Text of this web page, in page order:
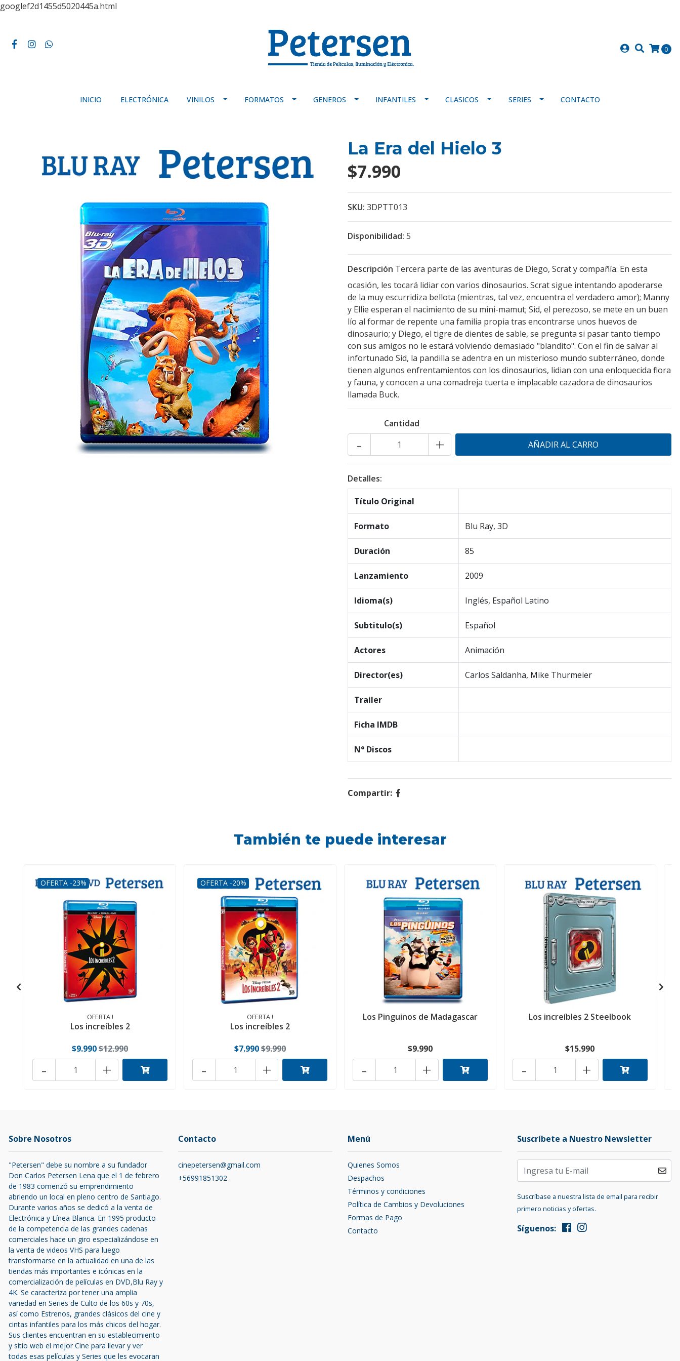
googlef2d1455d5020445a.html
0
INICIO ELECTRÓNICA VINILOS FORMATOS GENEROS INFANTILES CLASICOS SERIES CONTACTO
La Era del Hielo 3
$7.990
SKU: 3DPTT013
Disponibilidad: 5
Descripción Tercera parte de las aventuras de Diego, Scrat y compañía. En esta
ocasión, les tocará lidiar con varios dinosaurios. Scrat sigue intentando apoderarse
de la muy escurridiza bellota (mientras, tal vez, encuentra el verdadero amor); Manny
y Ellie esperan el nacimiento de su mini-mamut; Sid, el perezoso, se mete en un buen
lío al formar de repente una familia propia tras encontrarse unos huevos de
dinosaurio; y Diego, el tigre de dientes de sable, se pregunta si pasar tanto tiempo
con sus amigos no le estará volviendo demasiado "blandito". Con el fin de salvar al
infortunado Sid, la pandilla se adentra en un misterioso mundo subterráneo, donde
tienen algunos enfrentamientos con los dinosaurios, lidian con una enloquecida flora
y fauna, y conocen a una comadreja tuerta e implacable cazadora de dinosaurios
llamada Buck.
Cantidad
+
-
Detalles:
Título Original
Formato Blu Ray, 3D
Duración 85
Lanzamiento 2009
Idioma(s) Inglés, Español Latino
Subtitulo(s) Español
Actores Animación
Director(es) Carlos Saldanha, Mike Thurmeier
Trailer
Ficha IMDB
N° Discos
Compartir:
También te puede interesar
OFERTA -23%
OFERTA !
Los increíbles 2
$9.990$12.990
+
-
OFERTA -20%
OFERTA !
Los increíbles 2
$7.990$9.990
+
-
Los Pinguinos de Madagascar
$9.990
+
-
Los increíbles 2 Steelbook
$15.990
+
-
Sobre Nosotros
"Petersen" debe su nombre a su fundador
Don Carlos Petersen Lena que el 1 de febrero
de 1983 comenzó su emprendimiento
abriendo un local en pleno centro de Santiago.
Durante varios años se dedicó a la venta de
Electrónica y Línea Blanca. En 1995 producto
de la competencia de las grandes cadenas
comerciales hace un giro especializándose en
la venta de videos VHS para luego
transformarse en la actualidad en una de las
tiendas más importantes e icónicas en la
comercialización de películas en DVD,Blu Ray y
4K. Se caracteriza por tener una amplia
variedad en Series de Culto de los 60s y 70s,
así como Estrenos, grandes clásicos del cine y
cintas infantiles para los más chicos del hogar.
Sus clientes encuentran en su establecimiento
y sitio web el mejor Cine para llevar y ver
todas esas películas y Series que les evocaran
Contacto
cinepetersen@gmail.com
+56991851302
Menú
Quienes Somos
Despachos
Términos y condiciones
Política de Cambios y Devoluciones
Formas de Pago
Contacto
Suscríbete a Nuestro Newsletter
Suscríbase a nuestra lista de email para recibir
primero noticias y ofertas.
Síguenos: